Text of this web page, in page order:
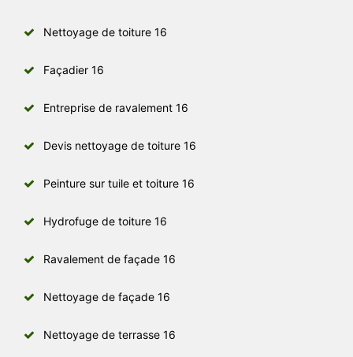
Nettoyage de toiture 16
Façadier 16
Entreprise de ravalement 16
Devis nettoyage de toiture 16
Peinture sur tuile et toiture 16
Hydrofuge de toiture 16
Ravalement de façade 16
Nettoyage de façade 16
Nettoyage de terrasse 16